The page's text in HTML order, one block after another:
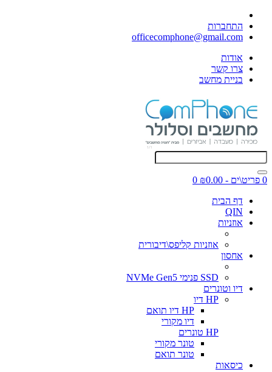
התחברות
officecomphone@gmail.com
אודות
צרו קשר
בניית מחשב
0 פריט\ים - ₪0.00
0
דף הבית
QIN
אוזניות
אוזניות קליפס\דיבורית
אחסון
SSD פנימי NVMe Gen5
דיו וטונרים
HP דיו
HP דיו תואם
דיו מקורי
HP טונרים
טונר מקורי
טונר תואם
כיסאות